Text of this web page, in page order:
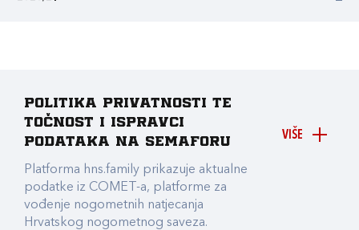
VIŠE
Politika privatnosti te
točnost i ispravci
podataka na Semaforu
Platforma hns.family prikazuje aktualne
podatke iz COMET-a, platforme za
vođenje nogometnih natjecanja
Hrvatskog nogometnog saveza.